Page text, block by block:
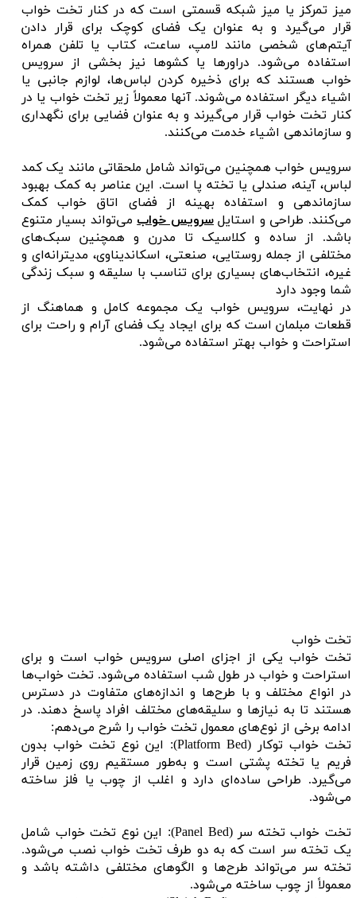
میز تمرکز یا میز شبکه قسمتی است که در کنار تخت خواب
قرار می‌گیرد و به عنوان یک فضای کوچک برای قرار دادن
آیتم‌های شخصی مانند لامپ، ساعت، کتاب یا تلفن همراه
استفاده می‌شود. دراورها یا کشوها نیز بخشی از سرویس
خواب هستند که برای ذخیره کردن لباس‌ها، لوازم جانبی یا
اشیاء دیگر استفاده می‌شوند. آنها معمولاً زیر تخت خواب یا در
کنار تخت خواب قرار می‌گیرند و به عنوان فضایی برای نگهداری
و سازماندهی اشیاء خدمت می‌کنند.
سرویس خواب همچنین می‌تواند شامل ملحقاتی مانند یک کمد
لباس، آینه، صندلی یا تخته پا است. این عناصر به کمک بهبود
سازماندهی و استفاده بهینه از فضای اتاق خواب کمک
می‌کنند. طراحی و استایل سرویس خوابمی‌تواند بسیار متنوع
باشد. از ساده و کلاسیک تا مدرن و همچنین سبک‌های
مختلفی از جمله روستایی، صنعتی، اسکاندیناوی، مدیترانه‌ای و
غیره، انتخاب‌های بسیاری برای تناسب با سلیقه و سبک زندگی
شما وجود دارد
در نهایت، سرویس خواب یک مجموعه کامل و هماهنگ از
قطعات مبلمان است که برای ایجاد یک فضای آرام و راحت برای
استراحت و خواب بهتر استفاده می‌شود.
تخت خواب
تخت خواب یکی از اجزای اصلی سرویس خواب است و برای
استراحت و خواب در طول شب استفاده می‌شود. تخت خواب‌ها
در انواع مختلف و با طرح‌ها و اندازه‌های متفاوت در دسترس
هستند تا به نیازها و سلیقه‌های مختلف افراد پاسخ دهند. در
ادامه برخی از نوع‌های معمول تخت خواب را شرح می‌دهم:
تخت خواب توکار (Platform Bed): این نوع تخت خواب بدون
فریم یا تخته پشتی است و به‌طور مستقیم روی زمین قرار
می‌گیرد. طراحی ساده‌ای دارد و اغلب از چوب یا فلز ساخته
می‌شود.
تخت خواب تخته سر (Panel Bed): این نوع تخت خواب شامل
یک تخته سر است که به دو طرف تخت خواب نصب می‌شود.
تخته سر می‌تواند طرح‌ها و الگوهای مختلفی داشته باشد و
معمولاً از چوب ساخته می‌شود.